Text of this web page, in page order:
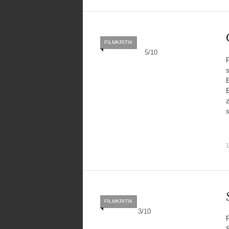
5/10
FILMKRITIK
3/10
FILMKRITIK